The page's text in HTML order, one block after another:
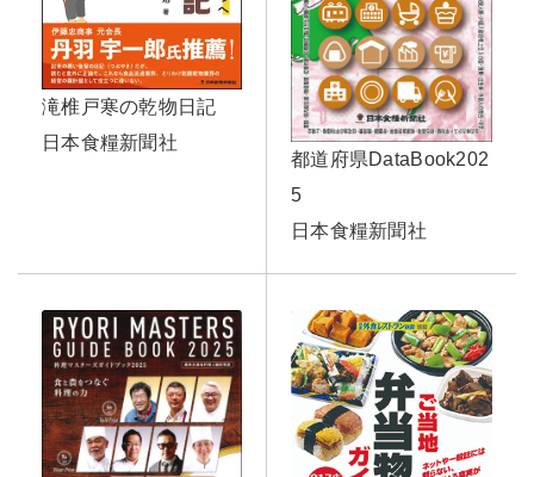
滝椎戸寒の乾物日記
日本食糧新聞社
都道府県DataBook202
5
日本食糧新聞社